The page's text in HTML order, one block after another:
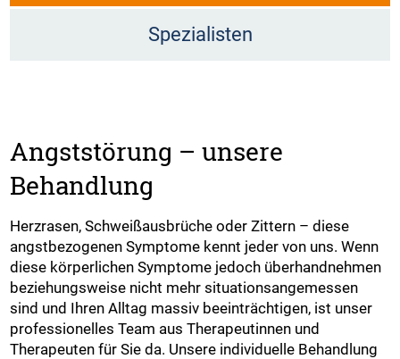
Spezialisten
Angststörung – unsere
Behandlung
Herzrasen, Schweißausbrüche oder Zittern – diese
angstbezogenen Symptome kennt jeder von uns. Wenn
diese körperlichen Symptome jedoch überhandnehmen
beziehungsweise nicht mehr situationsangemessen
sind und Ihren Alltag massiv beeinträchtigen, ist unser
professionelles Team aus Therapeutinnen und
Therapeuten für Sie da. Unsere individuelle Behandlung